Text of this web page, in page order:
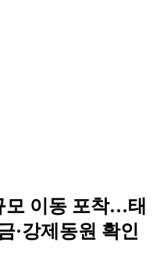
모 이동 포착…태
·강제동원 확인